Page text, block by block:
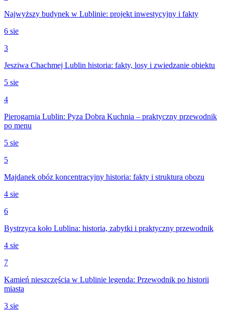
Najwyższy budynek w Lublinie: projekt inwestycyjny i fakty
6 sie
3
Jesziwa Chachmej Lublin historia: fakty, losy i zwiedzanie obiektu
5 sie
4
Pierogarnia Lublin: Pyza Dobra Kuchnia – praktyczny przewodnik
po menu
5 sie
5
Majdanek obóz koncentracyjny historia: fakty i struktura obozu
4 sie
6
Bystrzyca koło Lublina: historia, zabytki i praktyczny przewodnik
4 sie
7
Kamień nieszczęścia w Lublinie legenda: Przewodnik po historii
miasta
3 sie